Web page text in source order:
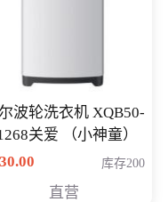
波轮洗衣机 XQB50-
关爱 （小神童）
库存200
直营